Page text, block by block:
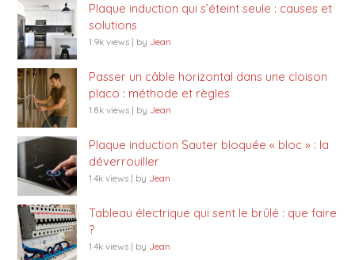
Plaque induction qui s’éteint seule : causes et
solutions
1.9k views | by Jean
Passer un câble horizontal dans une cloison
placo : méthode et règles
1.8k views | by Jean
Plaque induction Sauter bloquée « bloc » : la
déverrouiller
1.4k views | by Jean
Tableau électrique qui sent le brûlé : que faire
?
1.4k views | by Jean